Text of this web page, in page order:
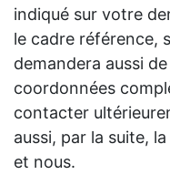
indiqué sur votre
le cadre référence,
demandera aussi
coordonnées
contacter
aussi, par la suite,
et nous.